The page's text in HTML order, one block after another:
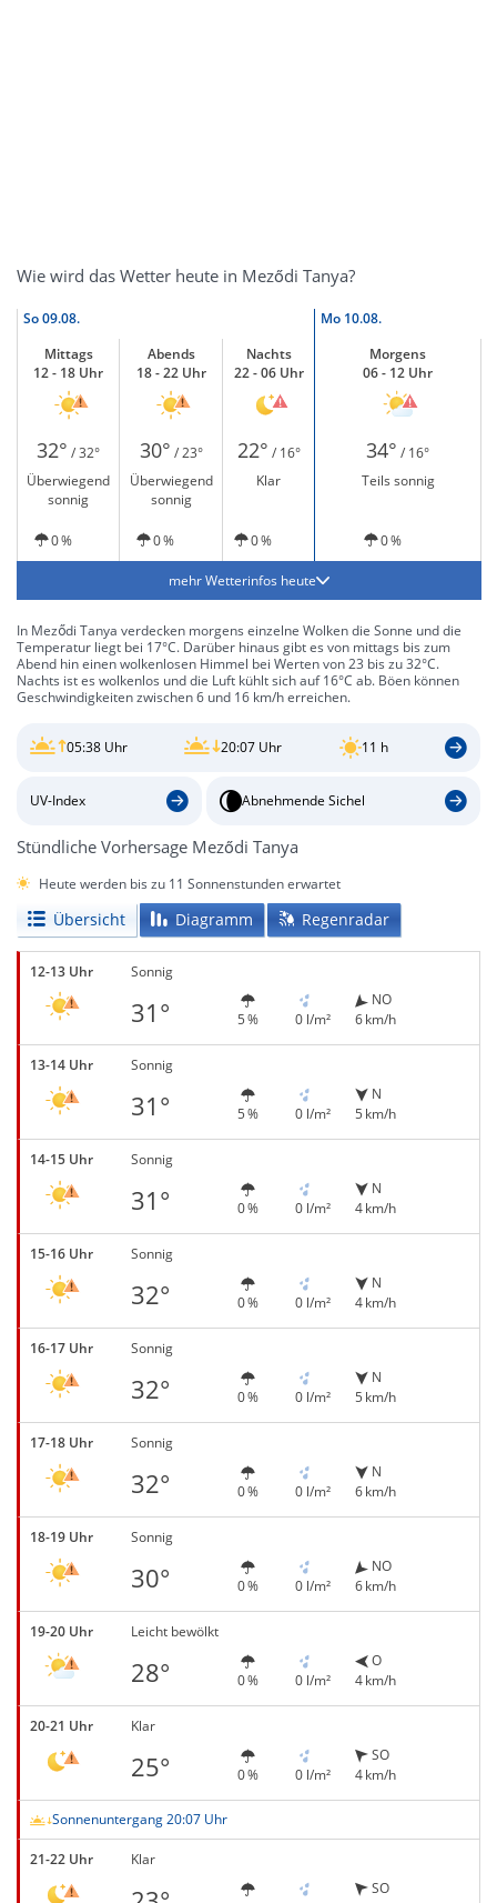
Wie wird das Wetter heute in Meződi Tanya?
So09.08. Mo 10.08.
Mittags
12 - 18 Uhr
Abends
18 - 22 Uhr
Nachts
22 - 06 Uhr
Morgens
06 - 12 Uhr
32° / 32° 30° / 23° 22° / 16° 34° / 16°
Überwiegend
sonnig
Überwiegend
sonnig
Klar Teils sonnig
0 % 0 % 0 % 0 %
mehr Wetterinfos heute
In Meződi Tanya verdecken morgens einzelne Wolken die Sonne und die
Temperatur liegt bei 17°C. Darüber hinaus gibt es von mittags bis zum
Abend hin einen wolkenlosen Himmel bei Werten von 23 bis zu 32°C.
Nachts ist es wolkenlos und die Luft kühlt sich auf 16°C ab. Böen können
Geschwindigkeiten zwischen 6 und 16 km/h erreichen.
05:38 Uhr 20:07 Uhr 11 h
UV-Index Abnehmende Sichel
Stündliche Vorhersage Meződi Tanya
Heute werden bis zu 11 Sonnenstunden erwartet
Übersicht Diagramm Regenradar
12-13 Uhr Sonnig
31° 5 % 0 l/m²
NO
6 km/h
13-14 Uhr Sonnig
31° 5 % 0 l/m²
N
5 km/h
14-15 Uhr Sonnig
31° 0 % 0 l/m²
N
4 km/h
15-16 Uhr Sonnig
32° 0 % 0 l/m²
N
4 km/h
16-17 Uhr Sonnig
32° 0 % 0 l/m²
N
5 km/h
17-18 Uhr Sonnig
32° 0 % 0 l/m²
N
6 km/h
18-19 Uhr Sonnig
30° 0 % 0 l/m²
NO
6 km/h
19-20 Uhr Leicht bewölkt
28° 0 % 0 l/m²
O
4 km/h
20-21 Uhr Klar
25° 0 % 0 l/m²
SO
4 km/h
Sonnenuntergang 20:07 Uhr
21-22 Uhr Klar
SO